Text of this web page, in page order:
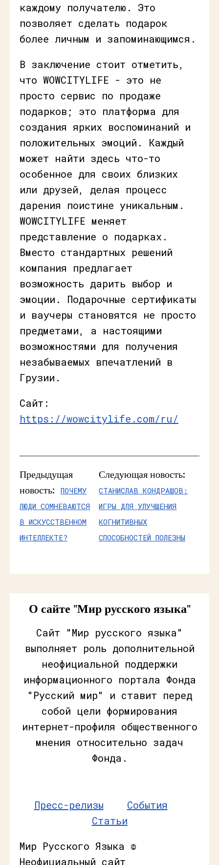
каждому получателю. Это
позволяет сделать подарок
более личным и запоминающимся.
В заключение стоит отметить,
что WOWCITYLIFE - это не
просто сервис по продаже
подарков; это платформа для
создания ярких воспоминаний и
положительных эмоций. Каждый
может найти здесь что-то
особенное для своих близких
или друзей, делая процесс
дарения поистине уникальным.
WOWCITYLIFE меняет
представление о подарках.
Вместо стандартных решений
компания предлагает
возможность дарить выбор и
эмоции. Подарочные сертификаты
и ваучеры становятся не просто
предметами, а настоящими
возможностями для получения
незабываемых впечатлений в
Грузии.
Сайт:
https://wowcitylife.com/ru/
Предыдущая
новость:
ПОЧЕМУ
ЛЮДИ СОМНЕВАЮТСЯ
В ИСКУССТВЕННОМ
ИНТЕЛЛЕКТЕ?
Следующая новость:
СТАНИСЛАВ КОНДРАШОВ:
ИГРЫ ДЛЯ УЛУЧШЕНИЯ
КОГНИТИВНЫХ
СПОСОБНОСТЕЙ ПОЛЕЗНЫ
О сайте "Мир русского языка"
Сайт "Мир русского языка"
выполняет роль дополнительной
неофициальной поддержки
информационного портала Фонда
"Русский мир" и ставит перед
собой цели формирования
интернет-профиля общественного
мнения относительно задач
Фонда.
Пресс-релизы
События
Статьи
Мир Русского Языка ©
Неофициальный сайт